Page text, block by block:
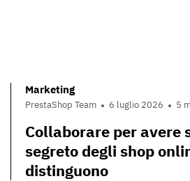
Marketing
PrestaShop Team 6 luglio 2026 5
Collaborare per avere
segreto degli shop
distinguono